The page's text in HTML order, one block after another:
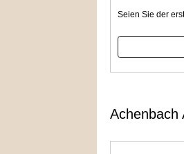
Seien Sie der
Achenbach